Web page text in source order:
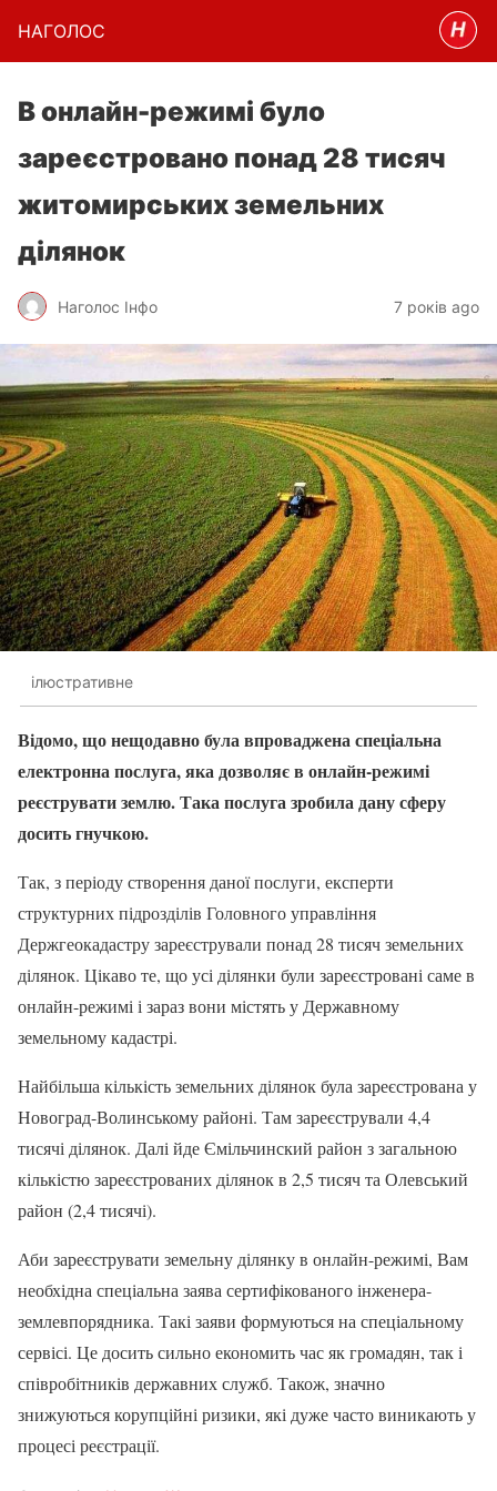
НАГОЛОC
В онлайн-режимі було
зареєстровано понад 28 тисяч
житомирських земельних
ділянок
Наголос Інфо 7 років ago
ілюстративне
Відомо, що нещодавно була впроваджена спеціальна
електронна послуга, яка дозволяє в онлайн-режимі
реєструвати землю. Така послуга зробила дану сферу
досить гнучкою.
Так, з періоду створення даної послуги, експерти
структурних підрозділів Головного управління
Держгеокадастру зареєстрували понад 28 тисяч земельних
ділянок. Цікаво те, що усі ділянки були зареєстровані саме в
онлайн-режимі і зараз вони містять у Державному
земельному кадастрі.
Найбільша кількість земельних ділянок була зареєстрована у
Новоград-Волинському районі. Там зареєстрували 4,4
тисячі ділянок. Далі йде Ємільчинский район з загальною
кількістю зареєстрованих ділянок в 2,5 тисяч та Олевський
район (2,4 тисячі).
Аби зареєструвати земельну ділянку в онлайн-режимі, Вам
необхідна спеціальна заява сертифікованого інженера-
землевпорядника. Такі заяви формуються на спеціальному
сервісі. Це досить сильно економить час як громадян, так і
співробітників державних служб. Також, значно
знижуються корупційні ризики, які дуже часто виникають у
процесі реєстрації.